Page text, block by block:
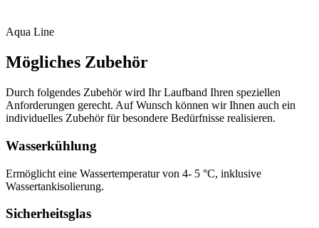
Aqua Line
Mögliches Zubehör
Durch folgendes Zubehör wird Ihr Laufband Ihren speziellen
Anforderungen gerecht. Auf Wunsch können wir Ihnen auch ein
individuelles Zubehör für besondere Bedürfnisse realisieren.
Wasserkühlung
Ermöglicht eine Wassertemperatur von 4- 5 °C, inklusive
Wassertankisolierung.
Sicherheitsglas